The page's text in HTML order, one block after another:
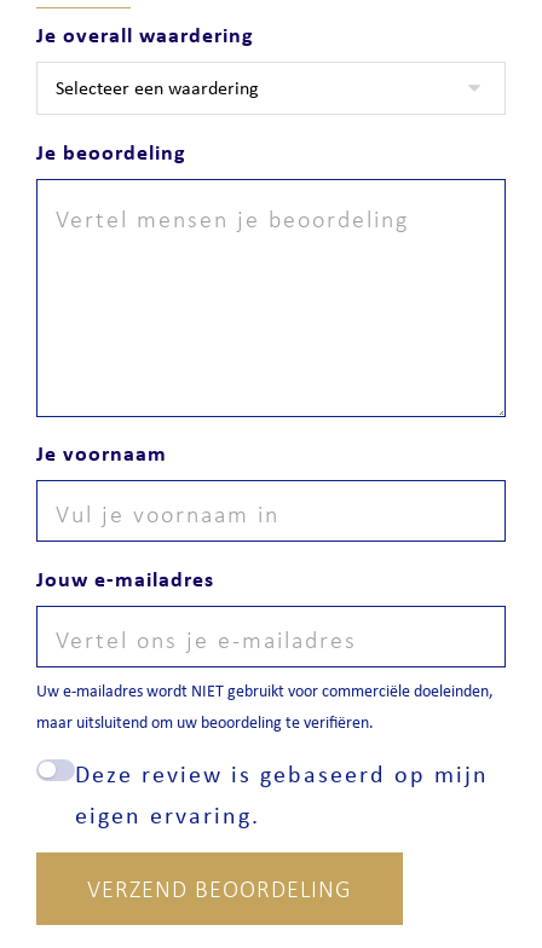
Je overall waardering
Je beoordeling
Je voornaam
Jouw e-mailadres
Uw e-mailadres wordt NIET gebruikt voor commerciële doeleinden,
maar uitsluitend om uw beoordeling te verifiëren.
Deze review is gebaseerd op mijn
eigen ervaring.
VERZEND BEOORDELING